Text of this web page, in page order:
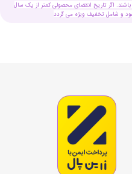
اگر تاریخ انقضای محصولی کمتر از یک سال